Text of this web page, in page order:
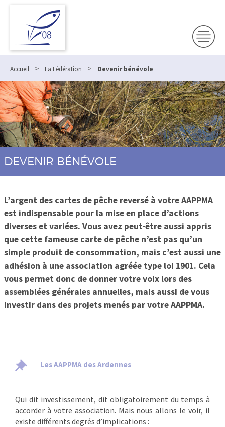
Accueil > La Fédération > Devenir bénévole
DEVENIR BÉNÉVOLE
L’argent des cartes de pêche reversé à votre AAPPMA
est indispensable pour la mise en place d’actions
diverses et variées. Vous avez peut-être aussi appris
que cette fameuse carte de pêche n’est pas qu’un
simple produit de consommation, mais c’est aussi une
adhésion à une association agréée type loi 1901. Cela
vous permet donc de donner votre voix lors des
assemblées générales annuelles, mais aussi de vous
investir dans des projets menés par votre AAPPMA.
Les AAPPMA des Ardennes
Qui dit investissement, dit obligatoirement du temps à
accorder à votre association. Mais nous allons le voir, il
existe différents degrés d’implications :